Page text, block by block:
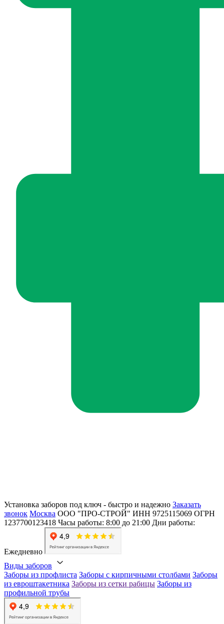
Установка заборов под ключ - быстро и надежно Заказать
звонок Москва ООО "ПРО-СТРОЙ" ИНН 9725115069 ОГРН
1237700123418 Часы работы: 8:00 до 21:00 Дни работы:
Ежедневно
Виды заборов
Заборы из профлиста Заборы с кирпичными столбами Заборы
из евроштакетника Заборы из сетки рабицы Заборы из
профильной трубы